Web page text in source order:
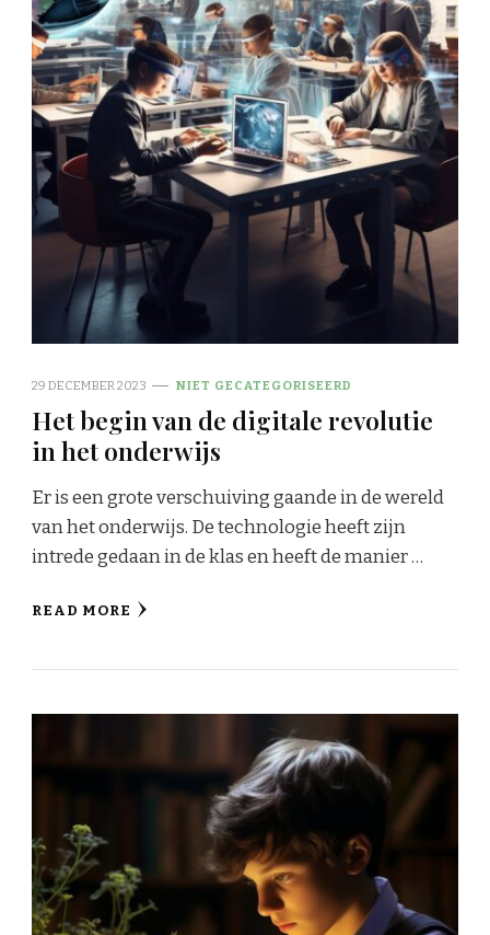
29 DECEMBER 2023 NIET GECATEGORISEERD
Het begin van de digitale revolutie
in het onderwijs
Er is een grote verschuiving gaande in de wereld
van het onderwijs. De technologie heeft zijn
intrede gedaan in de klas en heeft de manier …
READ MORE